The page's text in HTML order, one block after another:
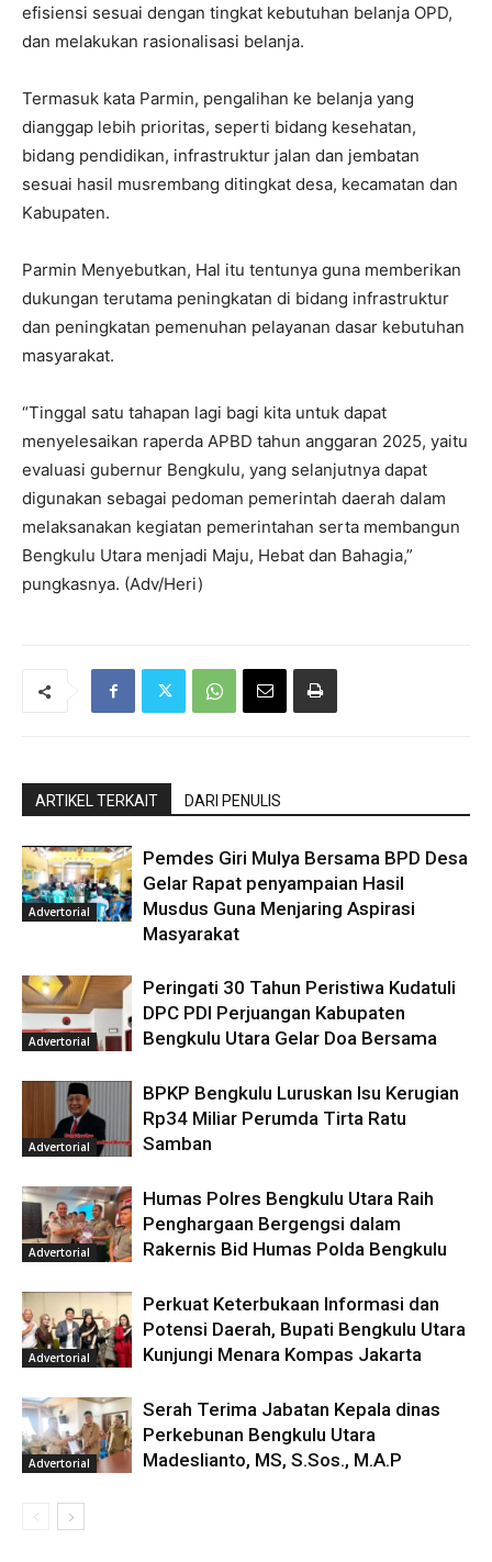
efisiensi sesuai dengan tingkat kebutuhan belanja OPD,
dan melakukan rasionalisasi belanja.
Termasuk kata Parmin, pengalihan ke belanja yang
dianggap lebih prioritas, seperti bidang kesehatan,
bidang pendidikan, infrastruktur jalan dan jembatan
sesuai hasil musrembang ditingkat desa, kecamatan dan
Kabupaten.
Parmin Menyebutkan, Hal itu tentunya guna memberikan
dukungan terutama peningkatan di bidang infrastruktur
dan peningkatan pemenuhan pelayanan dasar kebutuhan
masyarakat.
“Tinggal satu tahapan lagi bagi kita untuk dapat
menyelesaikan raperda APBD tahun anggaran 2025, yaitu
evaluasi gubernur Bengkulu, yang selanjutnya dapat
digunakan sebagai pedoman pemerintah daerah dalam
melaksanakan kegiatan pemerintahan serta membangun
Bengkulu Utara menjadi Maju, Hebat dan Bahagia,”
pungkasnya. (Adv/Heri)
ARTIKEL TERKAIT DARI PENULIS
Advertorial
Pemdes Giri Mulya Bersama BPD Desa
Gelar Rapat penyampaian Hasil
Musdus Guna Menjaring Aspirasi
Masyarakat
Advertorial
Peringati 30 Tahun Peristiwa Kudatuli
DPC PDI Perjuangan Kabupaten
Bengkulu Utara Gelar Doa Bersama
Advertorial
BPKP Bengkulu Luruskan Isu Kerugian
Rp34 Miliar Perumda Tirta Ratu
Samban
Advertorial
Humas Polres Bengkulu Utara Raih
Penghargaan Bergengsi dalam
Rakernis Bid Humas Polda Bengkulu
Advertorial
Perkuat Keterbukaan Informasi dan
Potensi Daerah, Bupati Bengkulu Utara
Kunjungi Menara Kompas Jakarta
Advertorial
Serah Terima Jabatan Kepala dinas
Perkebunan Bengkulu Utara
Madeslianto, MS, S.Sos., M.A.P